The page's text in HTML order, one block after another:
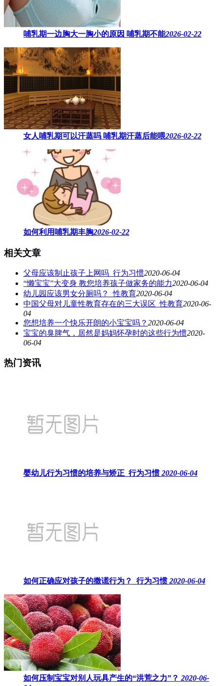
哺乳期一边胸大一胸小的原因​ 哺乳期不能2026-02-22
女人哺乳期可以汗蒸吗 ​哺乳期汗蒸后能喂2026-02-22
如何利用哺乳期丰胸2026-02-22
相关文章
父母应该制止孩子上网吗_行为习惯2020-06-04
“懒宝宝”大变身 教您培养孩子做家务的能力2020-06-04
幼儿园应该男女分厕吗？_性教育2020-06-04
中国父母对儿童性教育存在的三大误区_性教育2020-06-
04
您想培养一个快乐开朗的小宝宝吗？ 2020-06-04
宝宝的臭脾气，居然是妈妈怀孕时的这些行为惯2020-
06-04
热门资讯
婴幼儿行为习惯的培养与矫正_行为习惯 2020-06-04
如何正确应对孩子的撒谎行为？_行为习惯 2020-06-04
如何压制宝宝对别人玩具产生的“洪荒之力”？ 2020-06-